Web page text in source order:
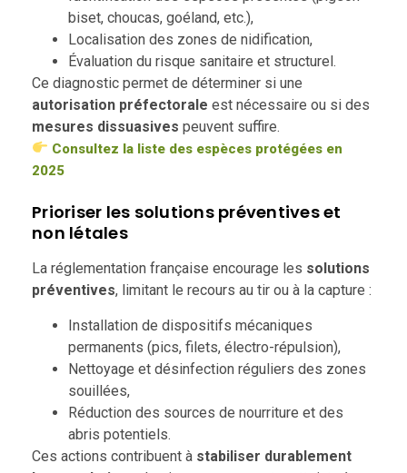
biset, choucas, goéland, etc.),
Localisation des zones de nidification,
Évaluation du risque sanitaire et structurel.
Ce diagnostic permet de déterminer si une
autorisation préfectorale est nécessaire ou si des
mesures dissuasives peuvent suffire.
Consultez la liste des espèces protégées en
2025
Prioriser les solutions préventives et
non létales
La réglementation française encourage les solutions
préventives, limitant le recours au tir ou à la capture :
Installation de dispositifs mécaniques
permanents (pics, filets, électro-répulsion),
Nettoyage et désinfection réguliers des zones
souillées,
Réduction des sources de nourriture et des
abris potentiels.
Ces actions contribuent à stabiliser durablement